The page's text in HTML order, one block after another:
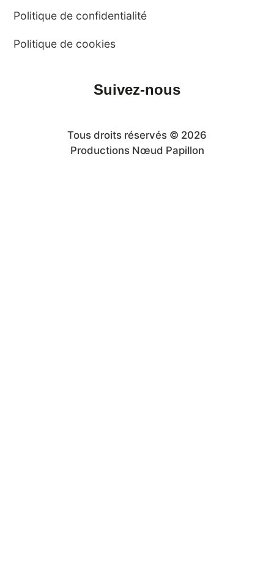
Politique de confidentialité
Politique de cookies
Suivez-nous
Tous droits réservés © 2026
Productions Nœud Papillon